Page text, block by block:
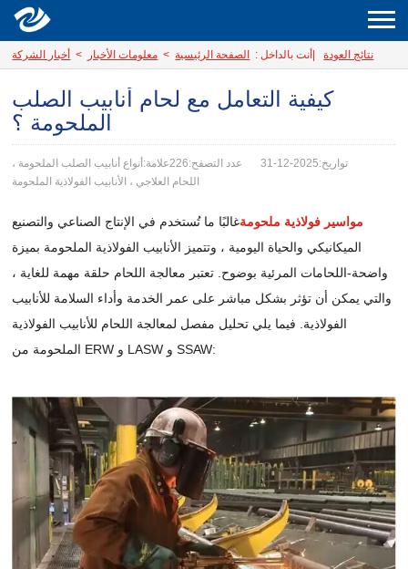
نتائج العودة| أنت بالداخل : الصفحة الرئيسية > معلومات الأخبار > أخبار الشركة
كيفية التعامل مع لحام أنابيب الصلب
الملحومة ؟
تواريخ:2025-12-31 عدد التصفح:226
علامة:أنواع أنابيب الصلب الملحومة ،
اللحام العلاجي ، الأنابيب الفولاذية الملحومة
مواسير فولاذية ملحومةغالبًا ما تُستخدم في الإنتاج الصناعي والتصنيع
الميكانيكي والحياة اليومية ، وتتميز الأنابيب الفولاذية الملحومة بميزة
واضحة-اللحامات المرئية بوضوح. تعتبر معالجة اللحام حلقة مهمة للغاية ،
والتي يمكن أن تؤثر بشكل مباشر على عمر الخدمة وأداء السلامة للأنابيب
الفولاذية. فيما يلي تحليل مفصل لمعالجة اللحام للأنابيب الفولاذية
الملحومة من ERW و LASW و SSAW: